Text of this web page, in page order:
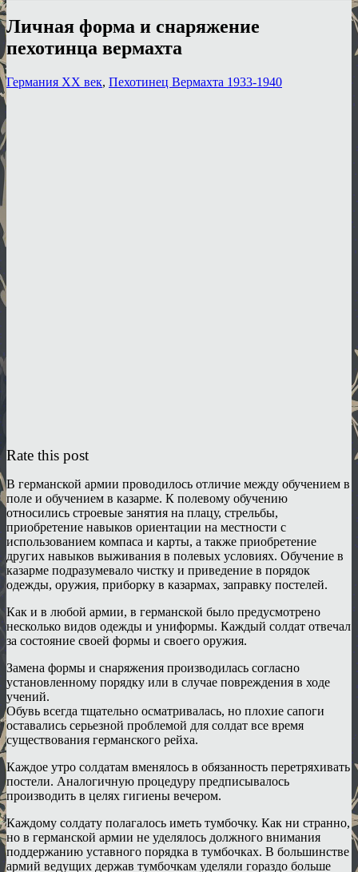
Личная форма и снаряжение
пехотинца вермахта
Германия XX век, Пехотинец Вермахта 1933-1940
Rate this post
В германской армии проводилось отличие между обучением в
поле и обучением в казарме. К полевому обучению
относились строевые занятия на плацу, стрельбы,
приобретение навыков ориентации на местности с
использованием компаса и карты, а также приобретение
других навыков выживания в полевых условиях. Обучение в
казарме подразумевало чистку и приведение в порядок
одежды, оружия, приборку в казармах, заправку постелей.
Как и в любой армии, в германской было предусмотрено
несколько видов одежды и униформы. Каждый солдат отвечал
за состояние своей формы и своего оружия.
Замена формы и снаряжения производилась согласно
установленному порядку или в случае повреждения в ходе
учений.
Обувь всегда тщательно осматривалась, но плохие сапоги
оставались серьезной проблемой для солдат все время
существования германского рейха.
Каждое утро солдатам вменялось в обязанность перетряхивать
постели. Аналогичную процедуру предписывалось
производить в целях гигиены вечером.
Каждому солдату полагалось иметь тумбочку. Как ни странно,
но в германской армии не уделялось должного внимания
поддержанию уставного порядка в тумбочках. В большинстве
армий ведущих держав тумбочкам уделяли гораздо больше